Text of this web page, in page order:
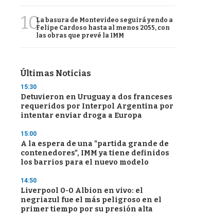
10La basura de Montevideo seguirá yendo a
Felipe Cardoso hasta al menos 2055, con
las obras que prevé la IMM
Últimas Noticias
15:30
Detuvieron en Uruguay a dos franceses
requeridos por Interpol Argentina por
intentar enviar droga a Europa
15:00
A la espera de una "partida grande de
contenedores", IMM ya tiene definidos
los barrios para el nuevo modelo
14:50
Liverpool 0-0 Albion en vivo: el
negriazul fue el más peligroso en el
primer tiempo por su presión alta